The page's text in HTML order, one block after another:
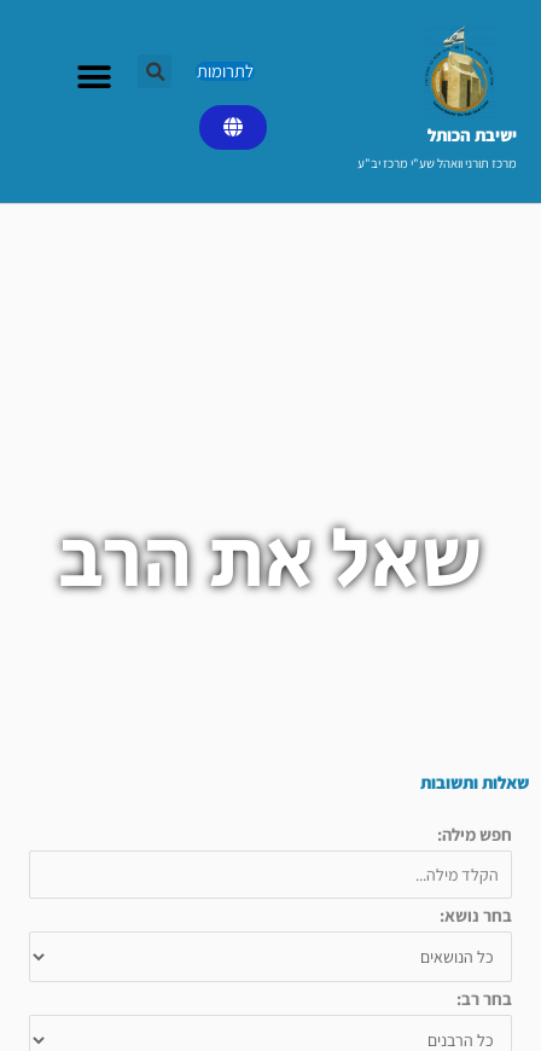
ישיבת הכותל​
מרכז תורני וואהל שע"י מרכז יב"ע
לתרומות
שאל את הרב
שאלות ותשובות
חפש מילה:
בחר נושא:
בחר רב: